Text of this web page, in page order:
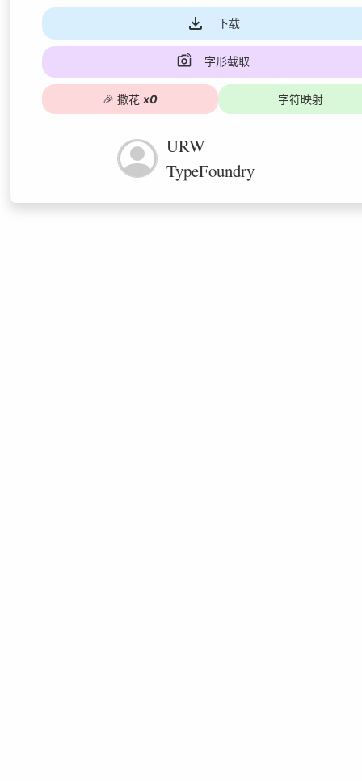
下载
字形截取
🎉 撒花 x0 字符映射
URW
TypeFoundry